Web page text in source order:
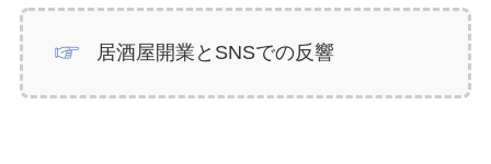
居酒屋開業とSNSでの反響